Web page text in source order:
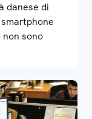
danese di
sono